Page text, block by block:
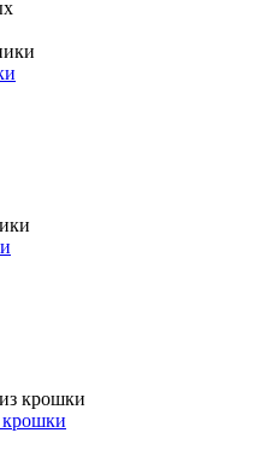
крошки